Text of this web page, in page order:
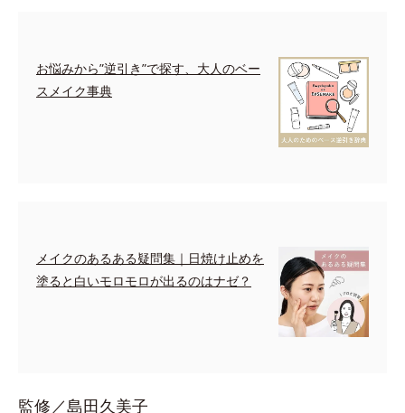
お悩みから”逆引き”で探す、大人のベー
スメイク事典
メイクのあるある疑問集｜日焼け止めを
塗ると白いモロモロが出るのはナゼ？
監修／島田久美子